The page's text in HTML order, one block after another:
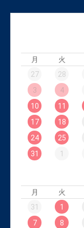
月 火
27
28
3
4
10
11
17
18
24
25
31
1
月 火
31
1
7
8